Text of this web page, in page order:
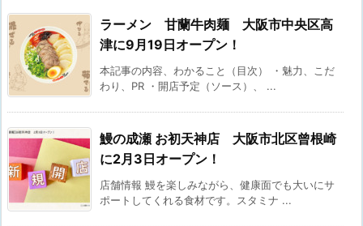
ラーメン 甘蘭牛肉麺 大阪市中央区高
津に9月19日オープン！
本記事の内容、わかること（目次） ・魅力、こだ
わり、PR ・開店予定（ソース）、 ...
鰻の成瀬 お初天神店 大阪市北区曾根崎
に2月3日オープン！
店舗情報 鰻を楽しみながら、健康面でも大いにサ
ポートしてくれる食材です。スタミナ ...